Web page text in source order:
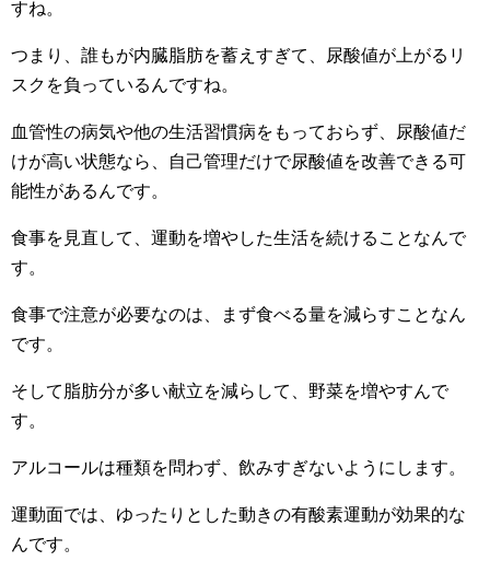
すね。
つまり、誰もが内臓脂肪を蓄えすぎて、尿酸値が上がるリ
スクを負っているんですね。
血管性の病気や他の生活習慣病をもっておらず、尿酸値だ
けが高い状態なら、自己管理だけで尿酸値を改善できる可
能性があるんです。
食事を見直して、運動を増やした生活を続けることなんで
す。
食事で注意が必要なのは、まず食べる量を減らすことなん
です。
そして脂肪分が多い献立を減らして、野菜を増やすんで
す。
アルコールは種類を問わず、飲みすぎないようにします。
運動面では、ゆったりとした動きの有酸素運動が効果的な
んです。